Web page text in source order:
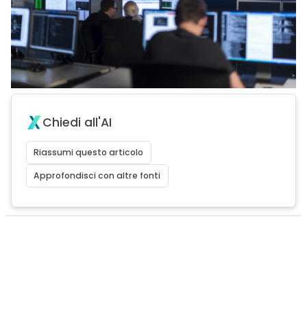
Chiedi all'AI
Riassumi questo articolo
Approfondisci con altre fonti